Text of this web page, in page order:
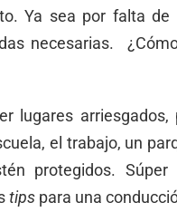
Ya sea por falta
necesarias.
lugares
el trabajo, un
protegidos.
tips para una